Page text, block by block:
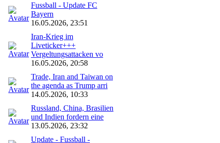
Fussball - Update FC
Bayern
16.05.2026, 23:51
Iran-Krieg im
Liveticker+++
Vergeltungsattacken vo
16.05.2026, 20:58
Trade, Iran and Taiwan on
the agenda as Trump arri
14.05.2026, 10:33
Russland, China, Brasilien
und Indien fordern eine
13.05.2026, 23:32
Update - Fussball -